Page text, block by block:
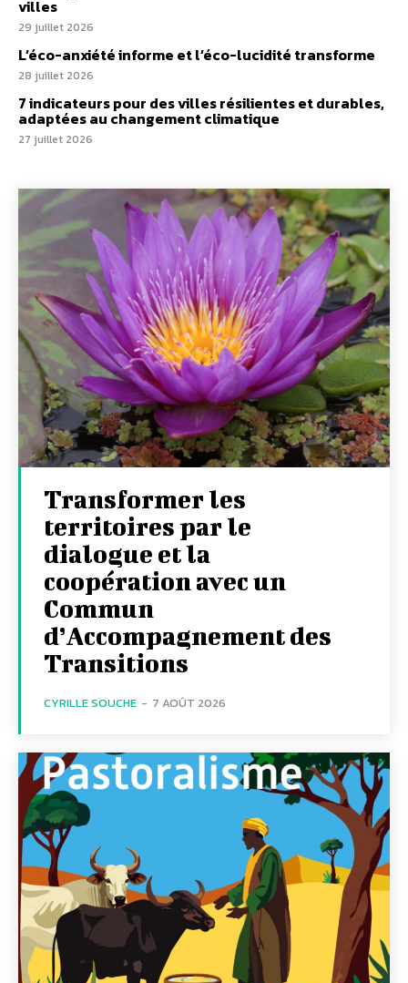
villes
29 juillet 2026
L’éco-anxiété informe et l’éco-lucidité transforme
28 juillet 2026
7 indicateurs pour des villes résilientes et durables,
adaptées au changement climatique
27 juillet 2026
Transformer les
territoires par le
dialogue et la
coopération avec un
Commun
d’Accompagnement des
Transitions
CYRILLE SOUCHE - 7 AOÛT 2026